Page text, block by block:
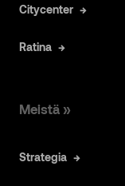
Citycenter
Ratina
Meistä »
Strategia